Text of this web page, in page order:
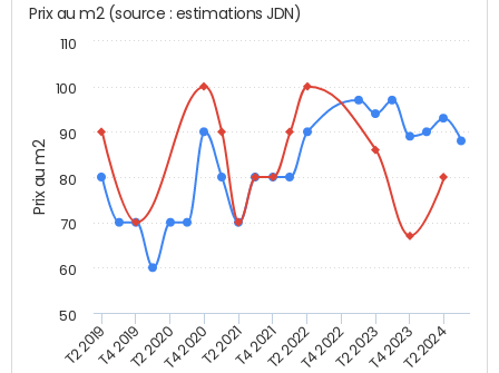
Prix au m2
Prix au m2 (source : estimations JDN)
T2 2019T4 2019T2 2020T4 2020T2 2021T4 2021T2 2022T4 2022T2 2023T4 2023T2 2024
50
60
70
80
90
100
110